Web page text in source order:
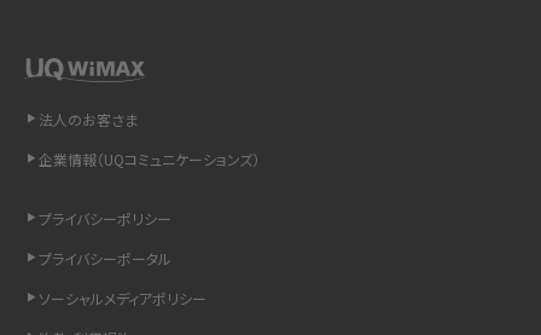
詳しく解説
Wi-Fiを快適に使うための速度はどれくらい？用途別の目安・回線ごとの平均を
紹介
LINEの着信音や通知音の設定・変更方法を解説！鳴らない場合の対処法も紹介
着信拒否とは？設定方法やブロックした番号の確認方法を解説
法人のお客さま
企業情報（UQコミュニケーションズ）
プライバシーポリシー
プライバシーポータル
ソーシャルメディアポリシー